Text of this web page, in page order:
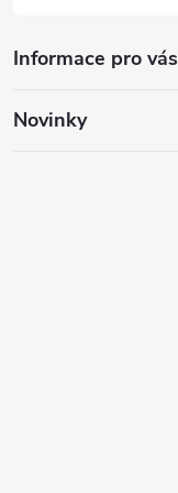
Informace pro vás
Novinky